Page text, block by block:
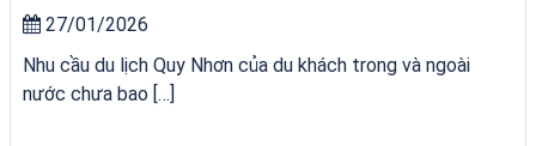
27/01/2026
Nhu cầu du lịch Quy Nhơn của du khách trong và ngoài
nước chưa bao […]